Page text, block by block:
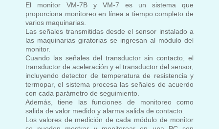
El monitor VM-7B y VM-7 es un sistema que
proporciona monitoreo en línea a tiempo completo de
varios maquinarias.
Las señales transmitidas desde el sensor instalado a
las maquinarias giratorias se ingresan al módulo del
monitor.
Cuando las señales del transductor sin contacto, el
transductor de aceleración y el transductor del sensor,
incluyendo detector de temperatura de resistencia y
termopar, el sistema procesa las señales de acuerdo
con cada parámetro de seguimiento.
Además, tiene las funciones de monitoreo como
salida de valor medido y alarma salida de contacto.
Los valores de medición de cada módulo de monitor